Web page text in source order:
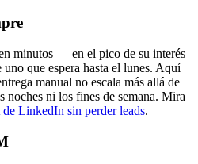
minutos — en el pico de su interés
que espera hasta el lunes. Aquí
manual no escala más allá de
noches ni los fines de semana. Mira
LinkedIn sin perder leads.